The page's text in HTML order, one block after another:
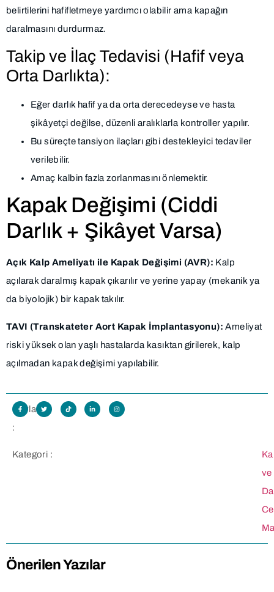
belirtilerini hafifletmeye yardımcı olabilir ama kapağın
daralmasını durdurmaz.
Takip ve İlaç Tedavisi (Hafif veya
Orta Darlıkta):
Eğer darlık hafif ya da orta derecedeyse ve hasta
şikâyetçi değilse, düzenli aralıklarla kontroller yapılır.
Bu süreçte tansiyon ilaçları gibi destekleyici tedaviler
verilebilir.
Amaç kalbin fazla zorlanmasını önlemektir.
Kapak Değişimi (Ciddi
Darlık + Şikâyet Varsa)
Açık Kalp Ameliyatı ile Kapak Değişimi (AVR): Kalp
açılarak daralmış kapak çıkarılır ve yerine yapay (mekanik ya
da biyolojik) bir kapak takılır.
TAVI (Transkateter Aort Kapak İmplantasyonu):Ameliyat
riski yüksek olan yaşlı hastalarda kasıktan girilerek, kalp
açılmadan kapak değişimi yapılabilir.
Paylaş
:
Kategori :
ve
Önerilen Yazılar